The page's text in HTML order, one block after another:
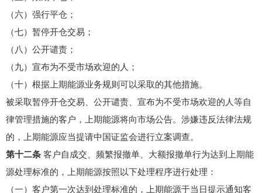
（六）强行平仓；
（七）暂停开仓交易；
（八）公开谴责；
（九）宣布为不受市场欢迎的人；
（十）根据上期能源业务规则可以采取的其他措施。
被采取暂停开仓交易、公开谴责、宣布为不受市场欢迎的人等自
律管理措施的客户，上期能源将向市场公告。涉嫌违反法律法规
的，上期能源应当提请中国证监会进行立案调查。
第十二条 客户自成交、频繁报撤单、大额报撤单行为达到上期能
源处理标准的，上期能源按照以下处理程序进行处理：
（一）客户第一次达到处理标准的，上期能源于当日提示通知客